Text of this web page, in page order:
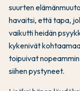
suurten
havaitsi, että tapa,
vaikutti heidän
kykenivät
toipuivat
siihen pystyneet.